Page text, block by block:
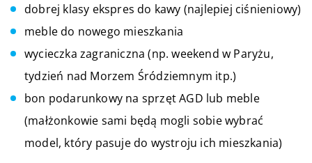
dobrej klasy ekspres do kawy (najlepiej ciśnieniowy)
meble do nowego mieszkania
wycieczka zagraniczna (np. weekend w Paryżu,
tydzień nad Morzem Śródziemnym itp.)
bon podarunkowy na sprzęt AGD lub meble
(małżonkowie sami będą mogli sobie wybrać
model, który pasuje do wystroju ich mieszkania)